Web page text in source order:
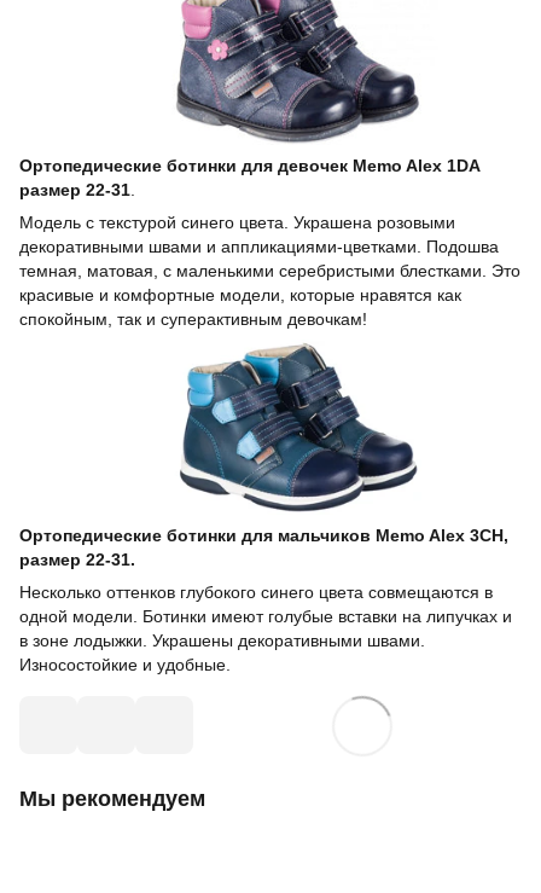
Ортопедические ботинки для девочек Memo Alex 1DA
размер 22-31
Модель с текстурой синего цвета. Украшена розовыми
декоративными швами и аппликациями-цветками. Подошва
темная, матовая, с маленькими серебристыми блестками. Это
красивые и комфортные модели, которые нравятся как
спокойным, так и суперактивным девочкам!
Ортопедические ботинки для мальчиков Memo Alex 3CH,
размер 22-31.
Несколько оттенков глубокого синего цвета совмещаются в
одной модели. Ботинки имеют голубые вставки на липучках и
в зоне лодыжки. Украшены декоративными швами.
Износостойкие и удобные.
Мы рекомендуем